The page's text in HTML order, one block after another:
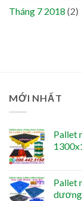
Tháng 7 2018 (2)
MỚI NHẤT
Pallet
Pallet
dương